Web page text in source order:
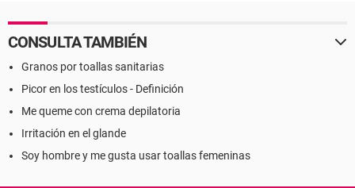
CONSULTA TAMBIÉN
Granos por toallas sanitarias
Picor en los testículos - Definición
Me queme con crema depilatoria
Irritación en el glande
Soy hombre y me gusta usar toallas femeninas